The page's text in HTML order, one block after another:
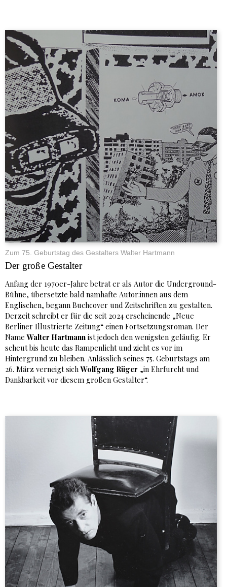
Zum 75. Geburtstag des Gestalters Walter Hartmann
Der große Gestalter
Anfang der 1970er-Jahre betrat er als Autor die Underground-
Bühne, übersetzte bald namhafte Autor:innen aus dem
Englischen, begann Buchcover und Zeitschriften zu gestalten.
Derzeit schreibt er für die seit 2024 erscheinende „Neue
Berliner Illustrierte Zeitung“ einen Fortsetzungsroman. Der
NameWalter Hartmann ist jedoch den wenigsten geläufig. Er
scheut bis heute das Rampenlicht und zieht es vor im
Hintergrund zu bleiben. Anlässlich seines 75. Geburtstags am
26. März verneigt sichWolfgang Rüger „in Ehrfurcht und
Dankbarkeit vor diesem großen Gestalter“.